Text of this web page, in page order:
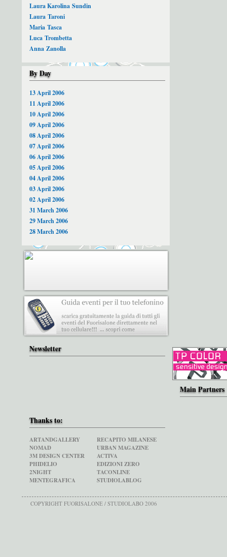
Laura Karolina Sundin
Laura Taroni
Maria Tasca
Luca Trombetta
Anna Zanolla
By Day
13 April 2006
11 April 2006
10 April 2006
09 April 2006
08 April 2006
07 April 2006
06 April 2006
05 April 2006
04 April 2006
03 April 2006
02 April 2006
31 March 2006
29 March 2006
28 March 2006
Newsletter
Thanks to:
ARTANDGALLERY
NOMAD
3M DESIGN CENTER
PHIDELIO
2NIGHT
MENTEGRAFICA
RECAPITO MILANESE
URBAN MAGAZINE
ACTIVA
EDIZIONI ZERO
TACONLINE
STUDIOLABLOG
Main Partners
COPYRIGHT FUORISALONE / STUDIOLABO 2006